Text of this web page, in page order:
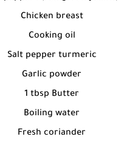
Chicken breast
Cooking oil
Salt pepper turmeric
Garlic powder
1 tbsp Butter
Boiling water
Fresh coriander